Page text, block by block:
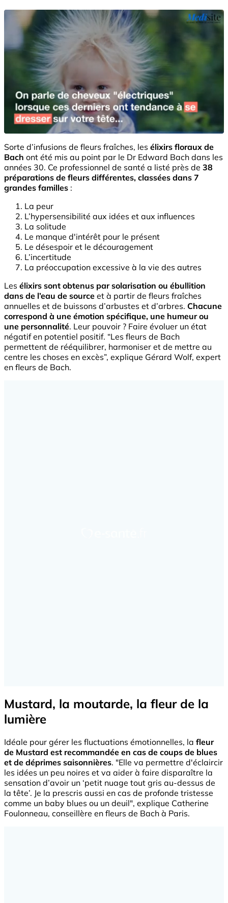
Sorte d’infusions de fleurs fraîches, les élixirs floraux de
Bach ont été mis au point par le Dr Edward Bach dans les
années 30. Ce professionnel de santé a listé près de 38
préparations de fleurs différentes, classées dans 7
grandes familles :
La peur
L’hypersensibilité aux idées et aux influences
La solitude
Le manque d'intérêt pour le présent
Le désespoir et le découragement
L’incertitude
La préoccupation excessive à la vie des autres
Les élixirs sont obtenus par solarisation ou ébullition
dans de l’eau de source et à partir de fleurs fraîches
annuelles et de buissons d’arbustes et d’arbres. Chacune
correspond à une émotion spécifique, une humeur ou
une personnalité. Leur pouvoir ? Faire évoluer un état
négatif en potentiel positif. “Les fleurs de Bach
permettent de rééquilibrer, harmoniser et de mettre au
centre les choses en excès”, explique Gérard Wolf, expert
en fleurs de Bach.
Mustard, la moutarde, la fleur de la
lumière
Idéale pour gérer les fluctuations émotionnelles, la fleur
de Mustard est recommandée en cas de coups de blues
et de déprimes saisonnières. "Elle va permettre d'éclaircir
les idées un peu noires et va aider à faire disparaître la
sensation d’avoir un ‘petit nuage tout gris au-dessus de
la tête’. Je la prescris aussi en cas de profonde tristesse
comme un baby blues ou un deuil", explique Catherine
Foulonneau, conseillère en fleurs de Bach à Paris.